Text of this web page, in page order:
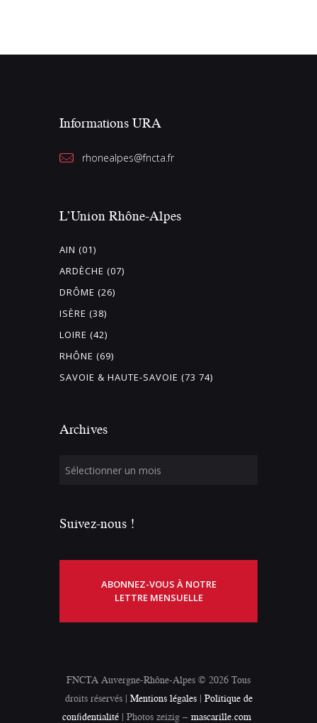
Informations URA
rhonealpes@fncta.fr
L’Union Rhône-Alpes
AIN (01)
ARDÈCHE (07)
DRÔME (26)
ISÈRE (38)
LOIRE (42)
RHÔNE (69)
SAVOIE & HAUTE-SAVOIE (73 74)
Archives
Suivez-nous !
ABONNEZ-VOUS À NOTRE
LETTRE MENSUELLE
FNCTA Auvergne-Rhône-Alpes © 2026 Tous
droits réservés | Mentions légales| Politique de
confidentialité | Photos zeizig – mascarille.com